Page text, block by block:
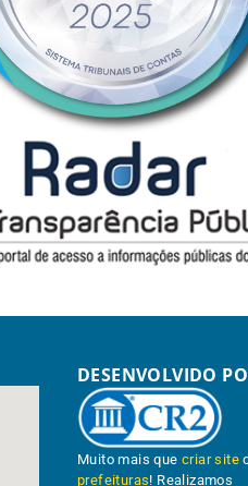
DESENVOLVIDO
Muito mais quecriar site
prefeituras! Realizamos